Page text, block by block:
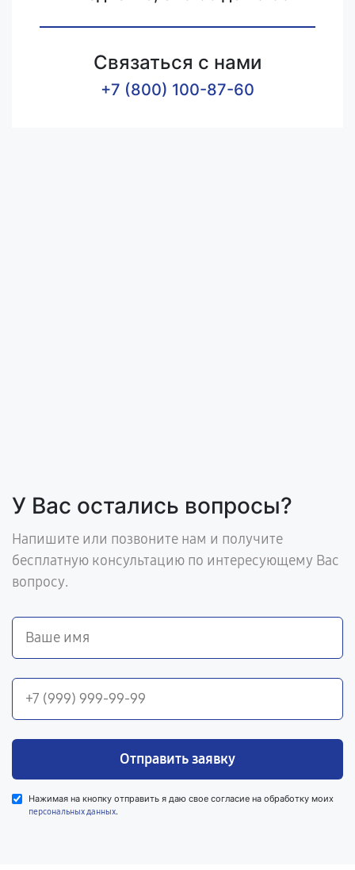
Связаться с нами
+7 (800) 100-87-60
У Вас остались вопросы?
Напишите или позвоните нам и получите
бесплатную консультацию по интересующему Вас
вопросу.
Отправить заявку
Нажимая на кнопку отправить я даю свое согласие на обработку моих
персональных данных.